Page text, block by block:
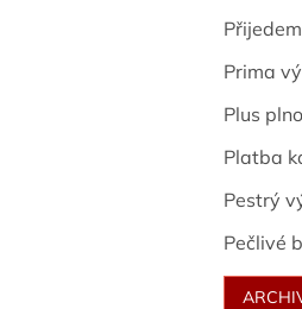
Prima
Plus
Platba
Pestrý
Pečlivé